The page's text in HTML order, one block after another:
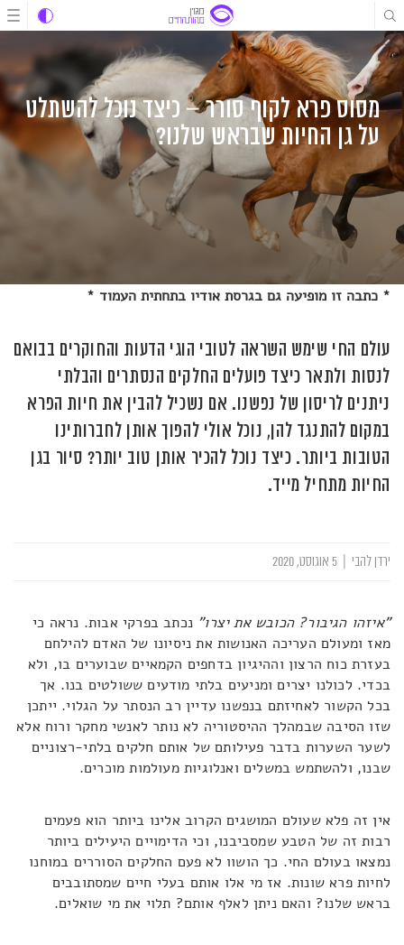
דלג
לתוכן
דלג
לתוכן
דלג
לניווט
מסוס פרא לקוף סורר – כיצד נוכל להשתלט
על גן החיות שבראש שלנו?
* כתבה זו מופיעה גם בגרסת אודיו בתחתית העמוד *
עולם החי שימש השראה לטובי הוגי הדעות והחוקרים בבואם
לנסות ולתאר כיצד פועלים החלקים הנסתרים והבלתי
ניתנים לריסון של נפשנו. אם נשכיל להבין את חיות הפרא
במקום להתנגד להן, נוכל אולי להפוך אותן לחברותינו
הטובות ביותר. כיצד נוכל להכיר אותן טוב יותר? סיור בגן
החיות מתחיל מייד.
ירדן להבי
"איזהו הגיבור? הכובש את יצרו" נכתב בפרקי אבות. נראה כי
מאז ומעולם העריכה האנושות את ניסיונו של האדם להילחם
בעזרת כוח הרצון וההיגיון בדחפים הקמאיים שבוערים בו, ולא
בכדי. לכולנו יצרים ומניעים בלתי מודעים ששולטים בנו. אך
בכל הקשור לאחיזתם בנפשנו עדיין רב הנסתר על הגלוי. ייתכן
שזו הסיבה שבמהלך ההיסטוריה לא נותר לאנשי מחקר ורוח אלא
לשער השערות בדבר פעילותם של אותם חלקים בלתי-רצוניים
שבנו, ולהשתמש במשלים ואנלוגיות מעולמות מוכרים.
אין זה פלא שעולם המושגים הקרוב אלינו ביותר הוא פעמים
רבות זה של הטבע שמסביבנו, וכי הדימויים היעילים ביותר
נמצאו בעולם החי. כך הושוו לא פעם החלקים הסוררים במוחנו
לחיות פרא שונות. אז מי אלו אותם בעלי חיים שמסתובבים
בראש שלנו? והאם ניתן לאלף אותם? תלוי את מי שואלים.